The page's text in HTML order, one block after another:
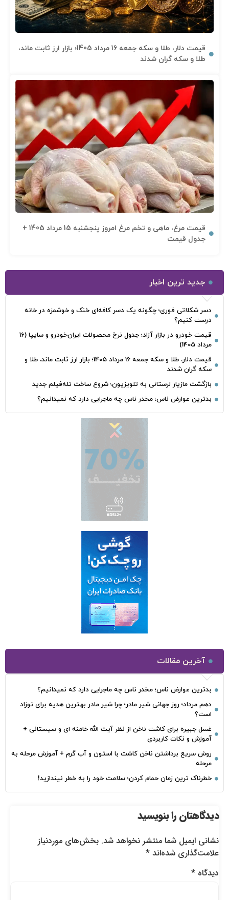
قیمت دلار، طلا و سکه جمعه 16 مرداد 1405؛ بازار ارز ثابت ماند،
طلا و سکه گران شدند
قیمت مرغ، ماهی و تخم مرغ امروز پنجشنبه 15 مرداد 1405 +
جدول قیمت
جدید ترین اخبار
دسر شکلاتی فوری؛ چگونه یک دسر کافه‌ای خنک و خوشمزه در خانه
درست کنیم؟
قیمت خودرو در بازار آزاد؛ جدول نرخ محصولات ایران‌خودرو و سایپا (16
مرداد 1405)
قیمت دلار، طلا و سکه جمعه 16 مرداد 1405؛ بازار ارز ثابت ماند، طلا و
سکه گران شدند
بازگشت مازیار لرستانی به تلویزیون؛ شروع ساخت تله‌فیلم جدید
بدترین عوارض ناس؛ مخدر ناس چه ماجرایی دارد که نمیدانیم؟
آخرین مقالات
بدترین عوارض ناس؛ مخدر ناس چه ماجرایی دارد که نمیدانیم؟
دهم مرداد؛ روز جهانی شیر مادر؛ چرا شیر مادر بهترین هدیه برای نوزاد
است؟
غسل جبیره برای کاشت ناخن از نظر آیت الله خامنه ای و سیستانی +
آموزش و نکات کاربردی
روش سریع برداشتن ناخن کاشت با استون و آب گرم + آموزش مرحله به
مرحله
خطرناک‌ ترین زمان‌ حمام کردن؛ سلامت خود را به خطر نیندازید!
دیدگاهتان را بنویسید
نشانی ایمیل شما منتشر نخواهد شد. بخش‌های موردنیاز
علامت‌گذاری شده‌اند*
دیدگاه*